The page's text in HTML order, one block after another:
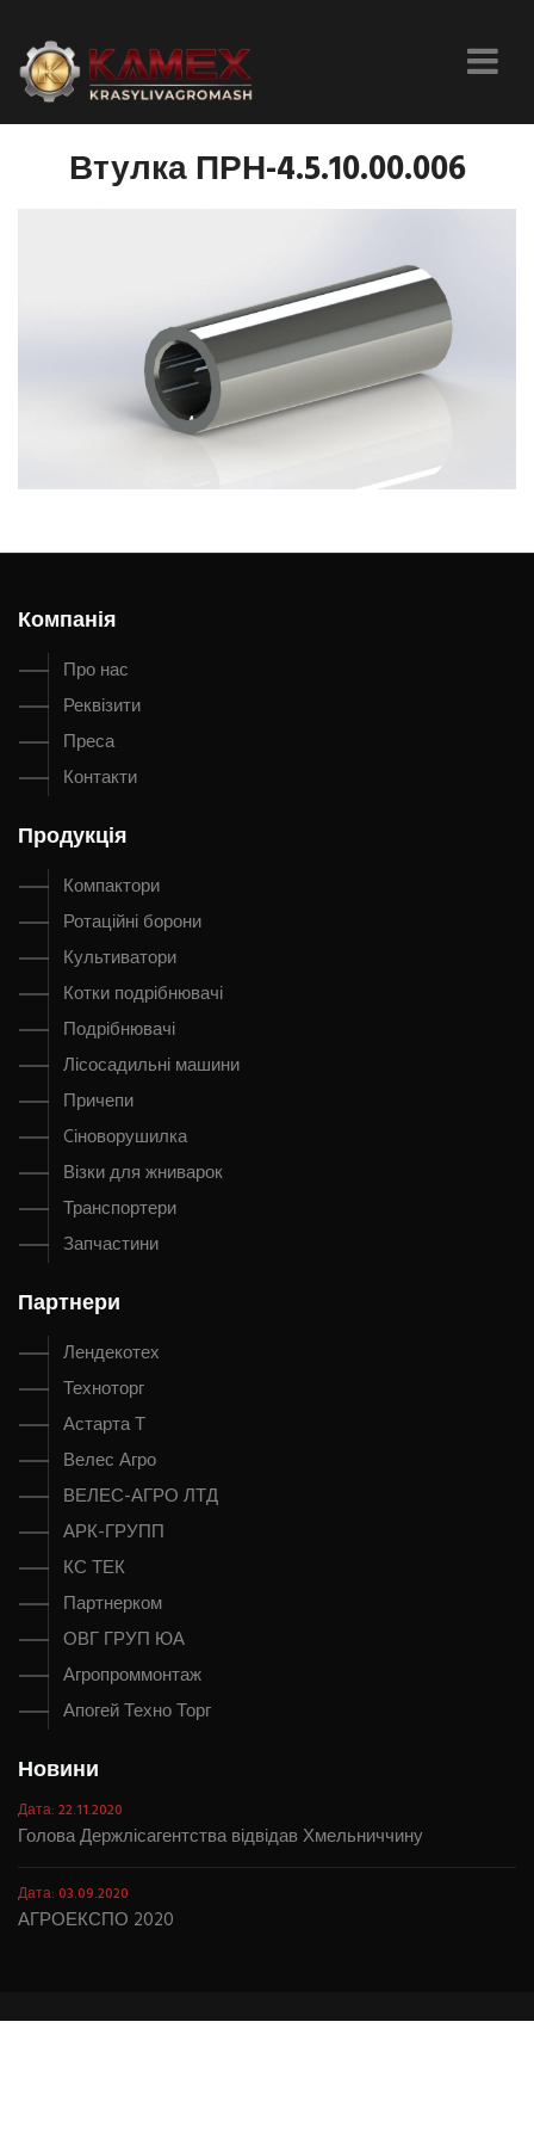
Втулка ПРН-4.5.10.00.006
Компанія
Про нас
Реквізити
Преса
Контакти
Продукція
Компактори
Ротаційні борони
Культиватори
Котки подрібнювачі
Подрібнювачі
Лісосадильні машини
Причепи
Cіноворушилка
Візки для жниварок
Транспортери
Запчастини
Партнери
Лендекотех
Техноторг
Астарта Т
Велес Агро
ВЕЛЕС-АГРО ЛТД
АРК-ГРУПП
КС ТЕК
Партнерком
ОВГ ГРУП ЮА
Агропроммонтаж
Апогей Техно Торг
Новини
Дата: 22.11.2020
Голова Держлісагентства відвідав Хмельниччину
Дата: 03.09.2020
АГРОЕКСПО 2020
© 2018-2026 Kamex. |Створення сайту.Обслуговування